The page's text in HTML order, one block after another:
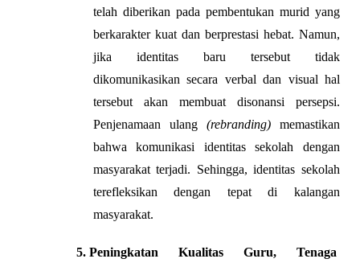
telah diberikan pada pembentukan murid yang
berkarakter kuat dan berprestasi hebat. Namun,
jika identitas baru tersebut tidak
dikomunikasikan secara verbal dan visual hal
tersebut akan membuat disonansi persepsi.
Penjenamaan ulang (rebranding) memastikan
bahwa komunikasi identitas sekolah dengan
masyarakat terjadi. Sehingga, identitas sekolah
terefleksikan dengan tepat di kalangan
masyarakat.
Peningkatan Kualitas Guru, Tenaga